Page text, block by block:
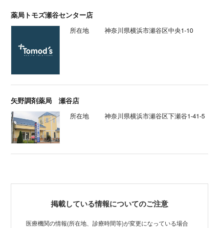
薬局トモズ瀬谷センター店
所在地 神奈川県横浜市瀬谷区中央1-10
矢野調剤薬局 瀬谷店
所在地 神奈川県横浜市瀬谷区下瀬谷1-41-5
掲載している情報についてのご注意
医療機関の情報(所在地、診療時間等)が変更になっている場合